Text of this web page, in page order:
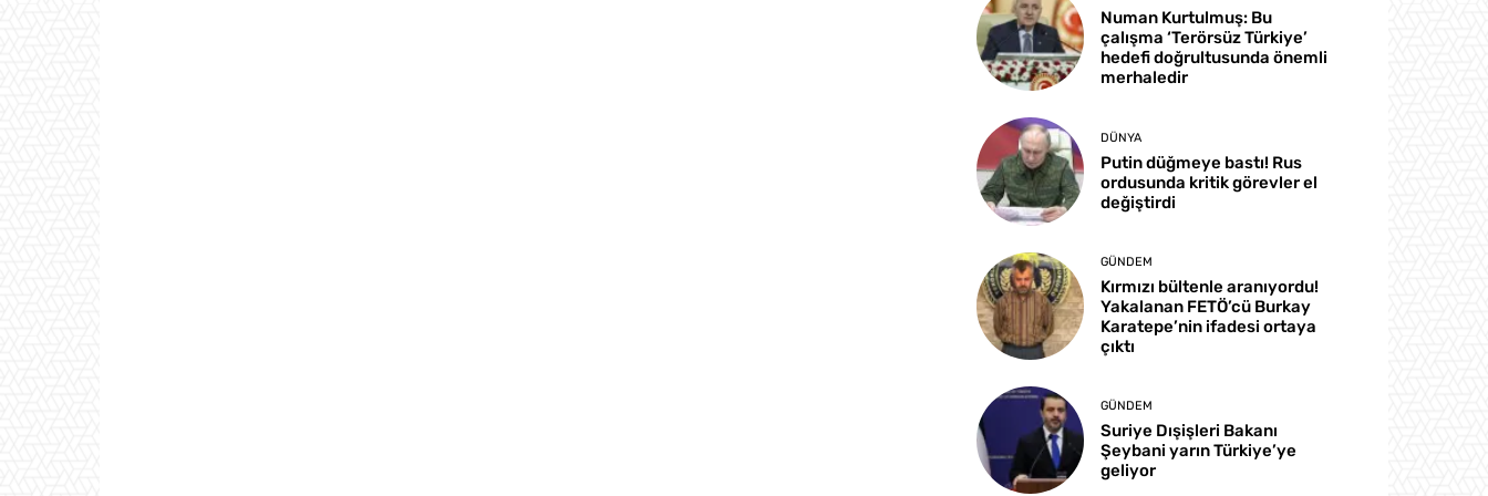
Numan Kurtulmuş: Bu
çalışma ‘Terörsüz Türkiye’
hedefi doğrultusunda önemli
merhaledir
DÜNYA
Putin düğmeye bastı! Rus
ordusunda kritik görevler el
değiştirdi
GÜNDEM
Kırmızı bültenle aranıyordu!
Yakalanan FETÖ’cü Burkay
Karatepe’nin ifadesi ortaya
çıktı
GÜNDEM
Suriye Dışişleri Bakanı
Şeybani yarın Türkiye’ye
geliyor